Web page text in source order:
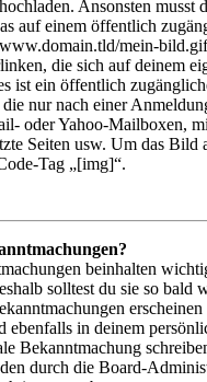
Ansonsten musst
auf einem öffentlich
mein-
die sich auf deinem
ist ein öffentlich
nur nach einer
oder Yahoo-Mailboxen,
Seiten usw. Um das Bild
Tag „[img]“.
beinhalten
solltest du sie so bald
ebenfalls in deinem
Bekanntmachung
durch die Board-